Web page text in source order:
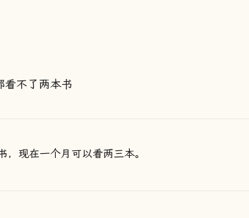
看不了两本书
，现在一个月可以看两三本。